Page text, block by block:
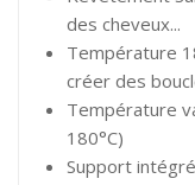
des cheveux...
Température
créer des
Température
180°C)
Support